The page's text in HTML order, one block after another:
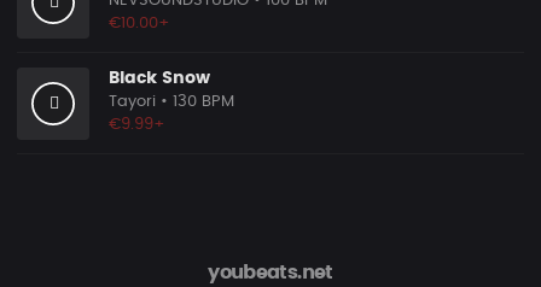
€10.00+
Black Snow
Tayori • 130 BPM
€9.99+
youbeats.net